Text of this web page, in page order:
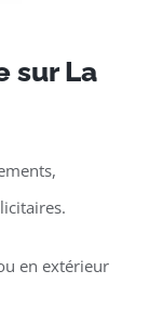
sur La
en extérieur